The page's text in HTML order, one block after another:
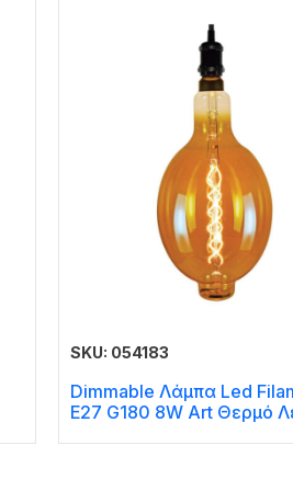
SKU: 054183
Dimmable Λάμπα Led
E27 G180 8W Art Θερμό